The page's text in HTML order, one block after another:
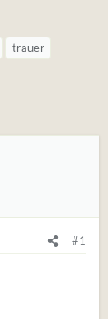
trauer
#1